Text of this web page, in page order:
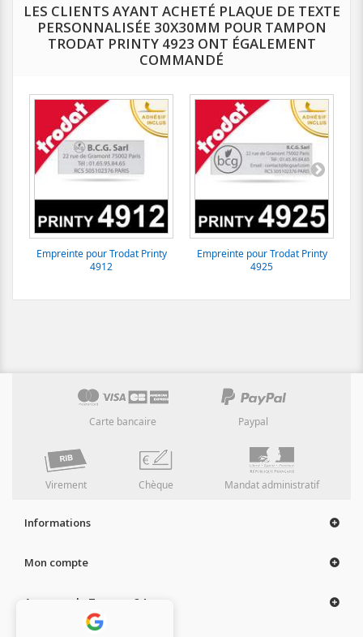
LES CLIENTS AYANT ACHETÉ PLAQUE DE TEXTE
PERSONNALISÉE 30X30MM POUR TAMPON
TRODAT PRINTY 4923 ONT ÉGALEMENT
COMMANDÉ
Empreinte pour Trodat Printy
4912
Empreinte pour Trodat Printy
4925
Carte bancaire Paypal
Virement Chèque Mandat administratif
Informations
Mon compte
A propos de Tampon 24